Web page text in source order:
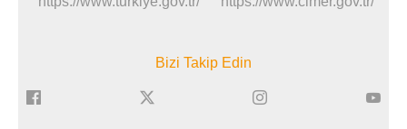
Bizi Takip Edin